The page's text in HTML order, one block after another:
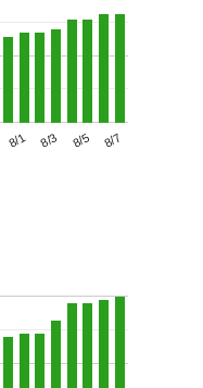
8/1 8/3 8/5 8/7